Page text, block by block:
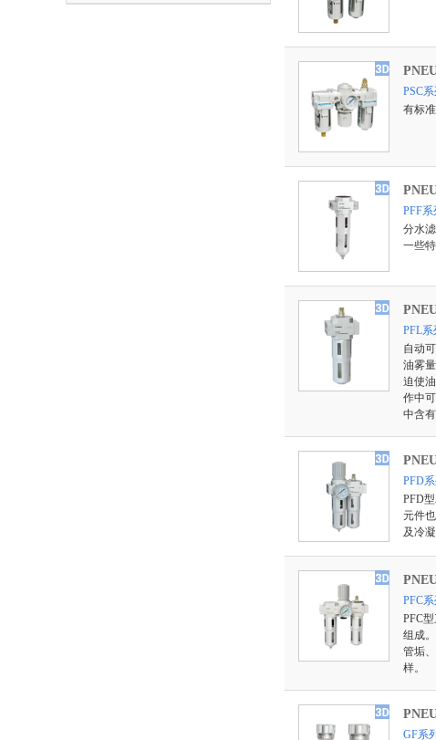
PSC
有标
PFF
分水
一些
PFL
自动
油雾
迫使
作中
中含
PFD
PFD
元件
及冷
PFC
PFC
组成
管垢
样。
GF系